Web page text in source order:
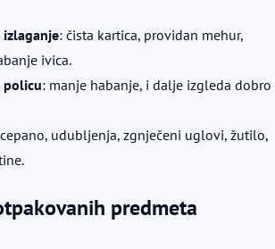
izlaganje: čista kartica, providan mehur,
ivica.
policu: manje habanje, i dalje izgleda dobro
udubljenja, zgnječeni uglovi, žutilo,
predmeta